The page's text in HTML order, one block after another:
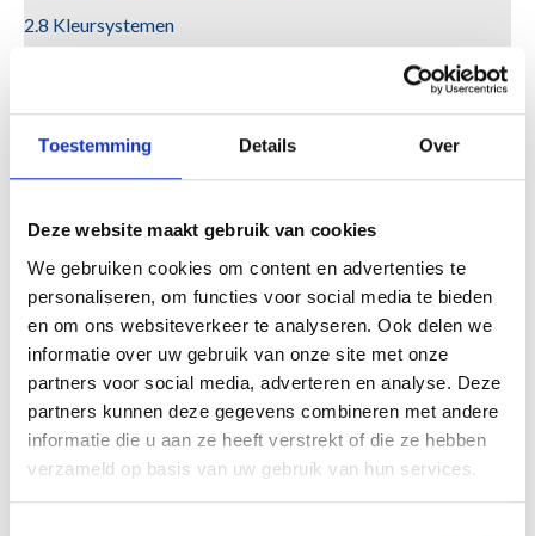
Toestemming Details Over
Deze website maakt gebruik van cookies
We gebruiken cookies om content en advertenties te
personaliseren, om functies voor social media te bieden
en om ons websiteverkeer te analyseren. Ook delen we
informatie over uw gebruik van onze site met onze
partners voor social media, adverteren en analyse. Deze
partners kunnen deze gegevens combineren met andere
informatie die u aan ze heeft verstrekt of die ze hebben
verzameld op basis van uw gebruik van hun services.
2.8 Kleursystemen
2.9 Kleur
2.9.2 Kleursystemen
2.9.3 Kleurechtheid
3. Glas en andere vakvullingen
5. Montage & Bouwplaats
6. Europese regels
7. Garantie & Voorwaarden
8. Brandveiligheid
9. Inbraakveiligheid
10. Milieuaspecten
11. Reiniging & Onderhoud
Zoeken
naar:
Zoeken